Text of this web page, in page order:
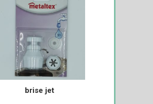
brise jet